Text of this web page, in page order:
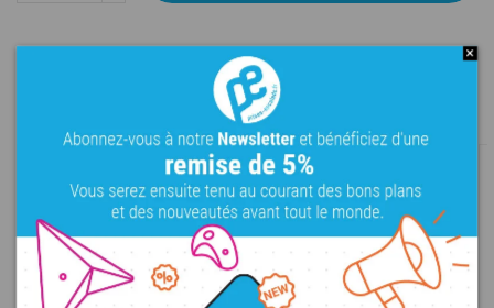
Dans la même catégorie